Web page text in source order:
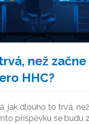
než začne
HHC?
jak dlouho to trvá,
příspěvku se budu